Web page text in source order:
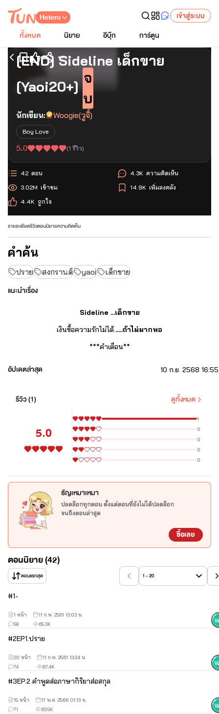
Hetero
เข้าสู่ระบบ
ทั้งหมด
นิยาย อีบุ๊ก การ์ตูน
เริ่มอ่านตอนแรก
[END] Sideline เด็กขาย
[Yaoi20+]
จ
บ
นักเขียน: Woogie(วูจี้)
Boy Love
5.0 (1 รีวิว)
ตอน
42
เข้าชม
3.02M
ถูกใจ
4.4K
ความคิดเห็น
4.3K
เพิ่มลงคลัง
14.9K
รายละเอียดรีวิวตอนนิยายความคิดเห็น
คำค้น
ปราย สงกรานต์ yaoi เด็กขาย
แนะนำเรื่อง
Sideline ...เด็กขาย
เงินซื้อความรักไม่ได้......ถ้าไม่มากพอ
***คำเตือน**
นิยายเรื่องนี้20+นะกั๊บ นำเสนอแง่มุมไม่เหมาะสมทั้งทางเพศ และภาษา
ทุกการกระทำ ทุกตัวละคร ได้รับผลกรรมจากการทำสิ่งที่ผิดทุกคน ไรท์
เจตนาคืออยากให้เห็นถึงโทษของมันเนอะ
สงกรานต์
นักธุรกิจหนุ่มเจ้าบริษัทส่งออกอุปกรณ์ไฟฟ้าชื่อดัง เป็นผู้ชายที่รัก
งานเป็นชีวิตจิตใจ แต่งงานมีภรรยาแล้ว ชีวิต35ปีที่เกิดมาสงกรานต์ไม่
แบบ'ปราย'
ปราย
เด็กหนุ่มอายุ 20 นิสัยกวนๆมึนๆ ทำงานอยู่ในซ่องขายตัว เด็กหนุ่ม
ที่หาเงินโดยใช้ร่างกายเข้าแลก วันนึงดวงเกิดซวย ปรายถูกเจ๊ฝน แม่เร้า
ที่ซ่องหลอกให้ไปขายตัวให้ผู้ชายคนนึง ปรายขายตัวให้ผู้หญิงไม่ใช่
ผู้ชาย แต่งานนี้เมื่อเนื้อเข้าปากเสือแล้ว คงยากที่เสือมันจะคาย
แพรพรรณ
ภรรยาของสงกรานต์ อายุ41ปี เป็นนักธุรกิจเหมือนสงกรานต์ เธอรัก
สามี แต่สามีไม่เคยรักเธอเลย เธอเลยต้องออกมาหาความสุขนอกบ้าน
คนที่เธอเลือกซื้อก็คือ'ปราย'
คู่รอง
กรีน
ริจินัลนะคะ
กลายเป็น'เมีย'กะเทยแต่งหญิงซะงั้น
อัปเดตล่าสุด 10 ก.ย. 2568
รีวิว (1) ดูทั้งหมด
5.0
1
0
0
0
0
ธัญเหมาเหมา
ปลดล็อกทุกตอน ตั้งแต่ตอนที่ยังไม่ได้ปลดล็อก
จนถึงตอนล่าสุด
ซื้อเลย
ตอนนิยาย (42)
ตอนแรกสุด 1 - 20
#1-
65.3K
59
1 หน้า 11 ก.พ. 2561 13:03 น.
#2EP1.ปราย
87.4K
74
20 หน้า 11 ก.พ. 2561 13:24 น.
#3EP.2 คำพูดส่อภาษากิริยาส่อสกุล
63.5K
71
15 หน้า 17 พ.ค. 2566 01:13 น.